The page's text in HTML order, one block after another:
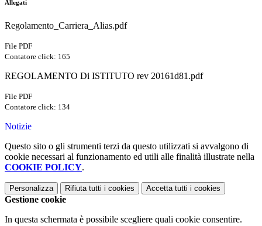
Allegati
Regolamento_Carriera_Alias.pdf
File PDF
Contatore click: 165
REGOLAMENTO Di ISTITUTO rev 20161d81.pdf
File PDF
Contatore click: 134
Notizie
Questo sito o gli strumenti terzi da questo utilizzati si avvalgono di
cookie necessari al funzionamento ed utili alle finalità illustrate nella
COOKIE POLICY.
Personalizza Rifiuta tutti i cookies Accetta tutti i cookies
Gestione cookie
In questa schermata è possibile scegliere quali cookie consentire.